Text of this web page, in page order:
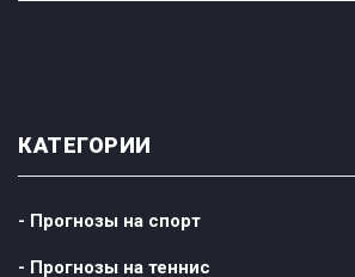
КАТЕГОРИИ
- Прогнозы на спорт
- Прогнозы на теннис